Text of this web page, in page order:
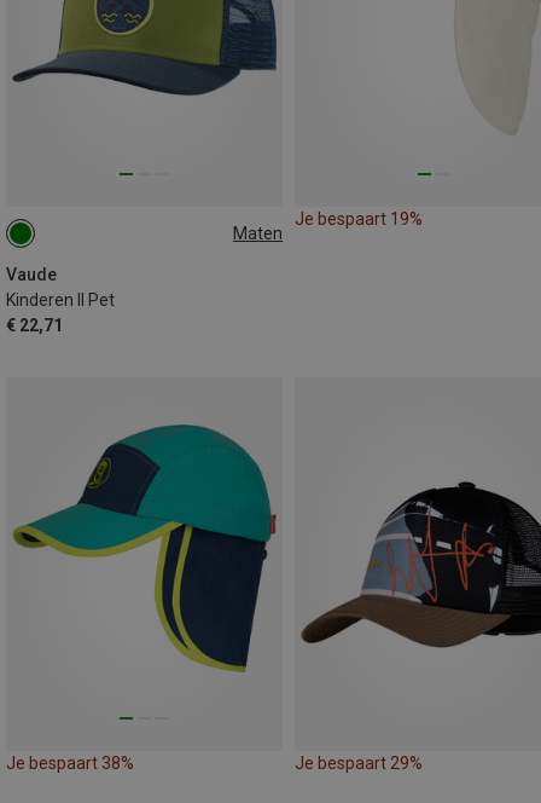
Maten
Vaude
Kinderen II Pet
€ 22,71
ONE SIZE
Je bespaart 19%
Je bespaart 38% Je bespaart 29%